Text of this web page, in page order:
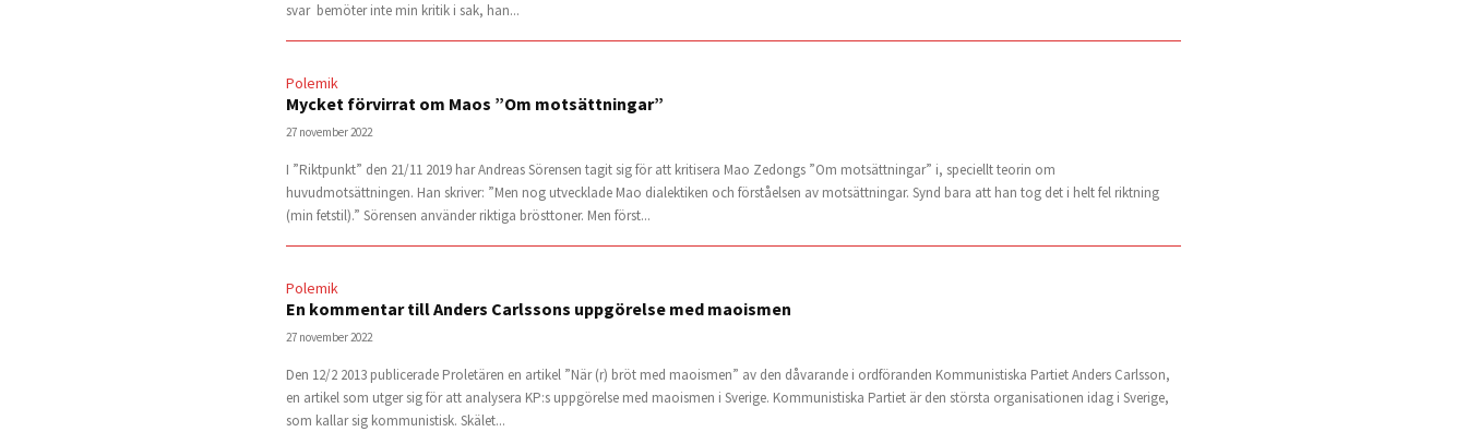
svar bemöter inte min kritik i sak, han...
Polemik
Mycket förvirrat om Maos ”Om motsättningar”
27 november 2022
I ”Riktpunkt” den 21/11 2019 har Andreas Sörensen tagit sig för att kritisera Mao Zedongs ”Om motsättningar” i, speciellt teorin om
huvudmotsättningen. Han skriver: ”Men nog utvecklade Mao dialektiken och förståelsen av motsättningar. Synd bara att han tog det i helt fel riktning
(min fetstil).” Sörensen använder riktiga brösttoner. Men först...
Polemik
En kommentar till Anders Carlssons uppgörelse med maoismen
27 november 2022
Den 12/2 2013 publicerade Proletären en artikel ”När (r) bröt med maoismen” av den dåvarande i ordföranden Kommunistiska Partiet Anders Carlsson,
en artikel som utger sig för att analysera KP:s uppgörelse med maoismen i Sverige. Kommunistiska Partiet är den största organisationen idag i Sverige,
som kallar sig kommunistisk. Skälet...